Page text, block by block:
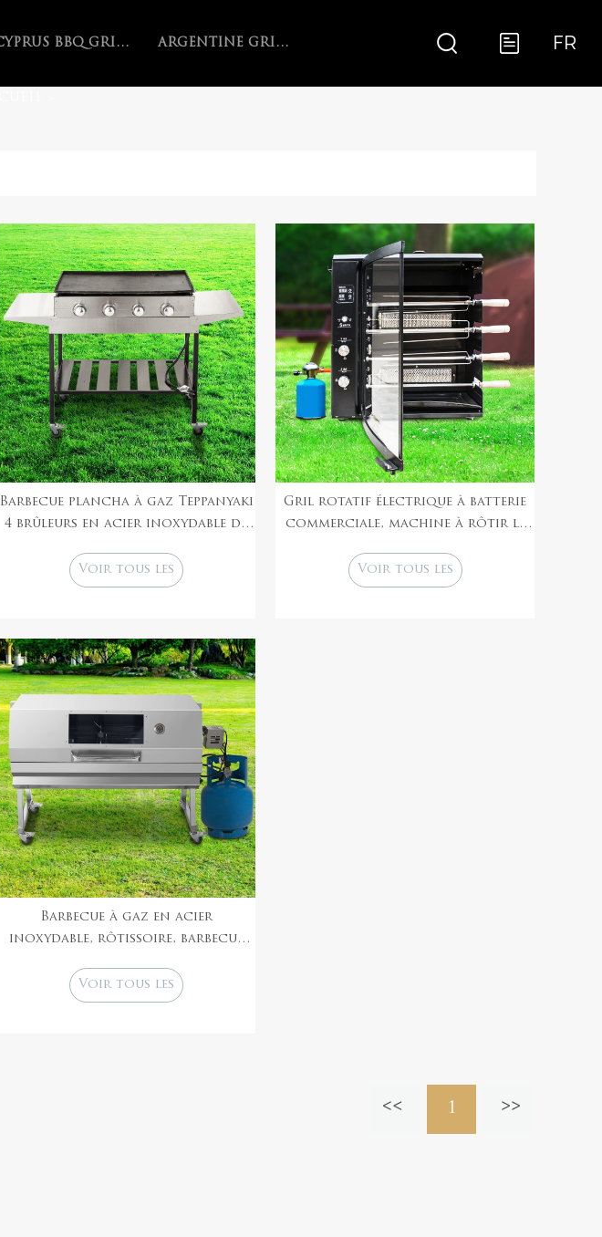
CYPRUS BBQ GRILL ARGENTINE GRILL WITH V-GRATE ROTISSERIE FR
Barbecue plancha à gaz Teppanyaki
4 brûleurs en acier inoxydable de
Voir tous les
Gril rotatif électrique à batterie
commerciale, machine à rôtir le
pour poulet
Voir tous les
Barbecue à gaz en acier
inoxydable, rôtissoire, barbecue
Voir tous les
1